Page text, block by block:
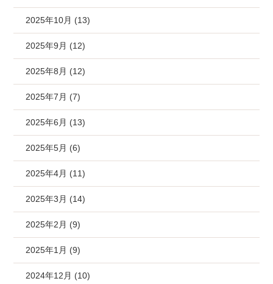
2025年10月 (13)
2025年9月 (12)
2025年8月 (12)
2025年7月 (7)
2025年6月 (13)
2025年5月 (6)
2025年4月 (11)
2025年3月 (14)
2025年2月 (9)
2025年1月 (9)
2024年12月 (10)